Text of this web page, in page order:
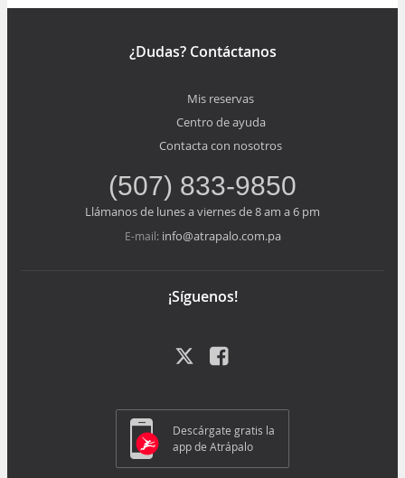
¿Dudas? Contáctanos
Mis reservas
Centro de ayuda
Contacta con nosotros
(507) 833-9850
Llámanos de lunes a viernes de 8 am a 6 pm
E-mail: info@atrapalo.com.pa
¡Síguenos!
Descárgate gratis la
app de Atrápalo